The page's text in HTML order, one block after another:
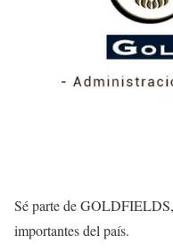
Sé parte de
importantes del país.